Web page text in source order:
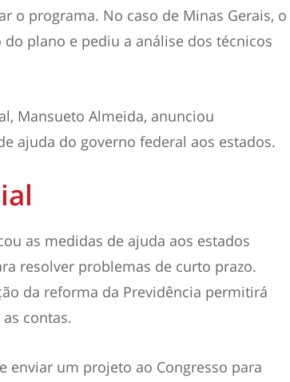
o programa. No caso de Minas Gerais, o
plano e pediu a análise dos técnicos
Mansueto Almeida, anunciou
ajuda do governo federal aos estados.
as medidas de ajuda aos estados
resolver problemas de curto prazo.
da reforma da Previdência permitirá
contas.
enviar um projeto ao Congresso para